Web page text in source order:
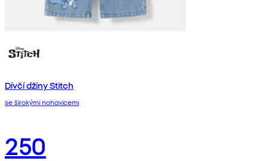
Dívčí džíny Stitch
se širokými nohavicemi
250